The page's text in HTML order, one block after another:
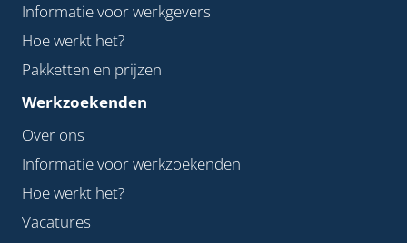
Informatie voor werkgevers
Hoe werkt het?
Pakketten en prijzen
Werkzoekenden
Over ons
Informatie voor werkzoekenden
Hoe werkt het?
Vacatures